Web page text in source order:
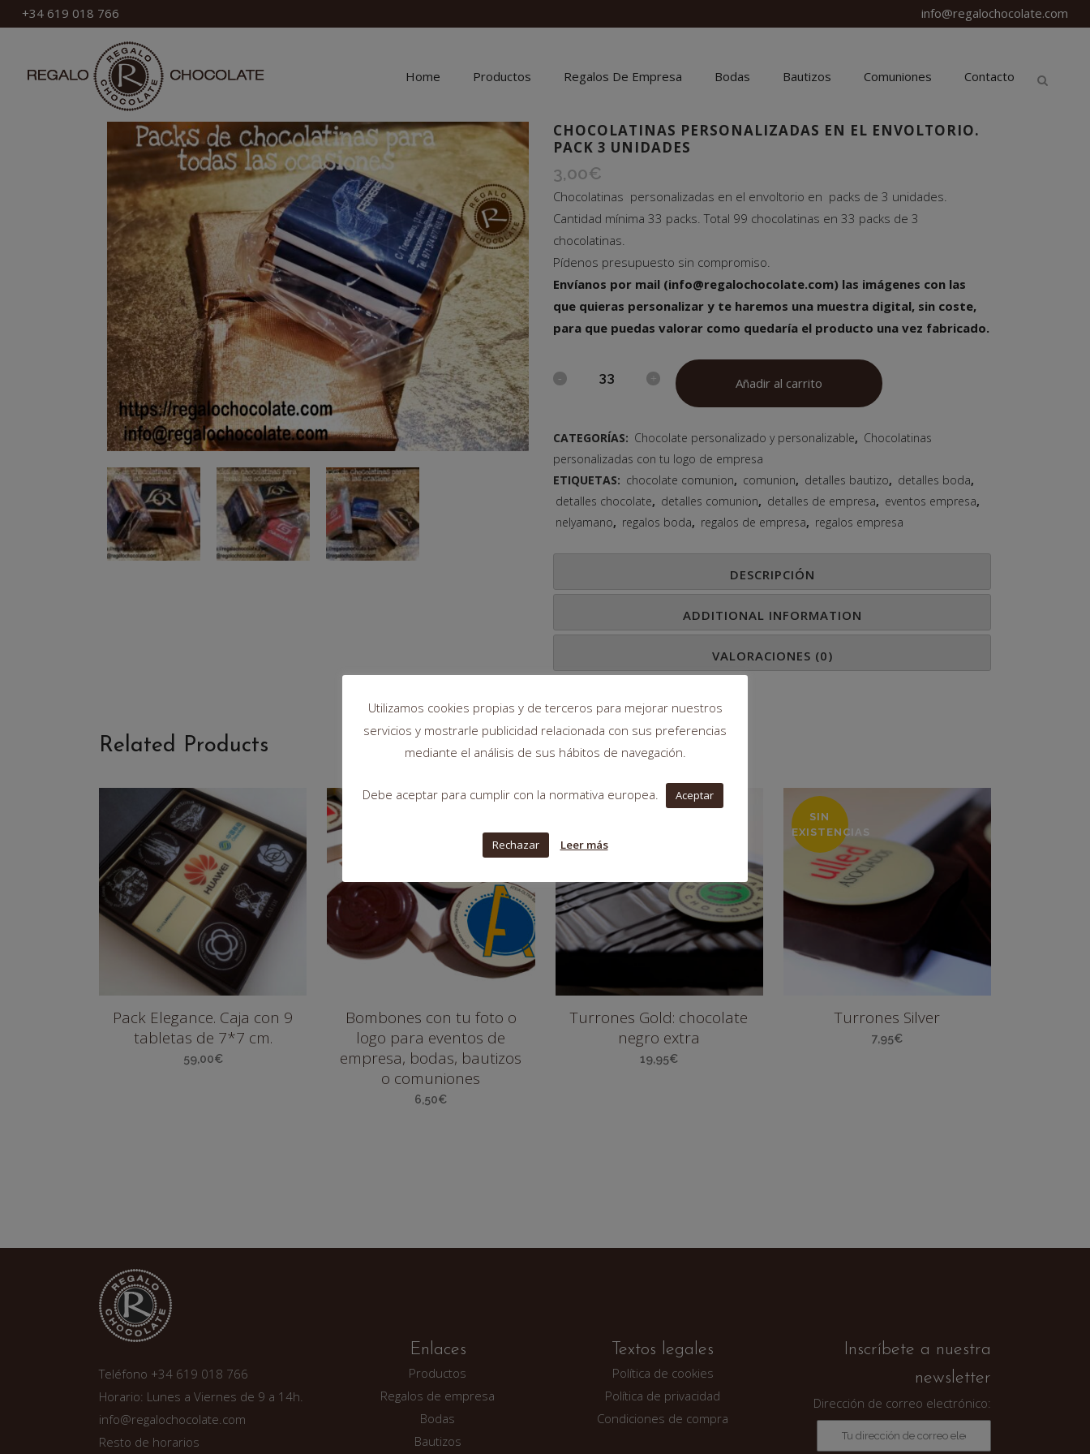
+34 619 018 766 info@regalochocolate.com
Home Productos Regalos De Empresa Bodas Bautizos Comuniones Contacto
CHOCOLATINAS PERSONALIZADAS EN EL ENVOLTORIO.
PACK 3 UNIDADES
3,00€
Chocolatinas personalizadas en el envoltorio en packs de 3 unidades.
Cantidad mínima 33 packs. Total 99 chocolatinas en 33 packs de 3
chocolatinas.
Pídenos presupuesto sin compromiso.
Envíanos por mail (info@regalochocolate.com) las imágenes con las
que quieras personalizar y te haremos una muestra digital, sin coste,
para que puedas valorar como quedaría el producto una vez fabricado.
Añadir al carrito
CATEGORÍAS: Chocolate personalizado y personalizable, Chocolatinas
personalizadas con tu logo de empresa
ETIQUETAS: chocolate comunion, comunion, detalles bautizo, detalles boda,
detalles chocolate, detalles comunion, detalles de empresa, eventos empresa,
nelyamano, regalos boda, regalos de empresa, regalos empresa
DESCRIPCIÓN
ADDITIONAL INFORMATION
VALORACIONES (0)
Related Products
Pack Elegance. Caja con 9
tabletas de 7*7 cm.
59,00€
Bombones con tu foto o
logo para eventos de
empresa, bodas, bautizos
o comuniones
6,50€
Turrones Gold: chocolate
negro extra
19,95€
SIN
EXISTENCIAS
Turrones Silver
7,95€
Teléfono +34 619 018 766
Horario: Lunes a Viernes de 9 a 14h.
info@regalochocolate.com
Resto de horarios
Enlaces
Productos
Regalos de empresa
Bodas
Bautizos
Textos legales
Política de cookies
Política de privacidad
Condiciones de compra
Inscríbete a nuestra
newsletter
Dirección de correo electrónico:
Utilizamos cookies propias y de terceros para mejorar nuestros
servicios y mostrarle publicidad relacionada con sus preferencias
mediante el análisis de sus hábitos de navegación.
Debe aceptar para cumplir con la normativa europea. Aceptar
Rechazar Leer más